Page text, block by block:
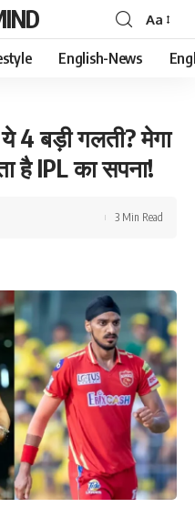
Font
Resizer
Aa
English-News
4 बड़ी गलती? मेगा
IPL का सपना!
3 Min Read